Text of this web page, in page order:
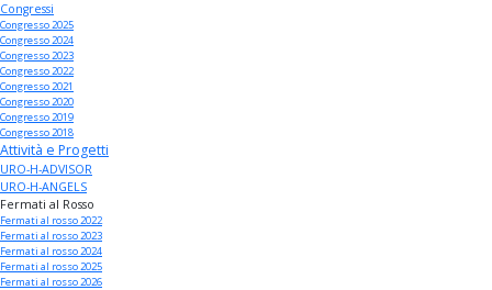
Congressi
Congresso 2025
Congresso 2024
Congresso 2023
Congresso 2022
Congresso 2021
Congresso 2020
Congresso 2019
Congresso 2018
Attività e Progetti
URO-H-ADVISOR
URO-H-ANGELS
Fermati al Rosso
Fermati al rosso 2022
Fermati al rosso 2023
Fermati al rosso 2024
Fermati al rosso 2025
Fermati al rosso 2026